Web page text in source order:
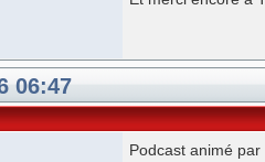
06:47
Podcast animé